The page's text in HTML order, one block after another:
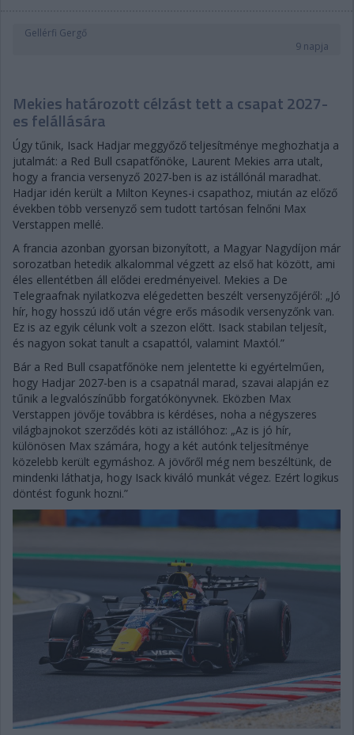
Gellérfi Gergő
9 napja
Mekies határozott célzást tett a csapat 2027-
es felállására
Úgy tűnik, Isack Hadjar meggyőző teljesítménye meghozhatja a
jutalmát: a Red Bull csapatfőnöke, Laurent Mekies arra utalt,
hogy a francia versenyző 2027-ben is az istállónál maradhat.
Hadjar idén került a Milton Keynes-i csapathoz, miután az előző
években több versenyző sem tudott tartósan felnőni Max
Verstappen mellé.
A francia azonban gyorsan bizonyított, a Magyar Nagydíjon már
sorozatban hetedik alkalommal végzett az első hat között, ami
éles ellentétben áll elődei eredményeivel. Mekies a De
Telegraafnak nyilatkozva elégedetten beszélt versenyzőjéről: „Jó
hír, hogy hosszú idő után végre erős második versenyzőnk van.
Ez is az egyik célunk volt a szezon előtt. Isack stabilan teljesít,
és nagyon sokat tanult a csapattól, valamint Maxtól.”
Bár a Red Bull csapatfőnöke nem jelentette ki egyértelműen,
hogy Hadjar 2027-ben is a csapatnál marad, szavai alapján ez
tűnik a legvalószínűbb forgatókönyvnek. Eközben Max
Verstappen jövője továbbra is kérdéses, noha a négyszeres
világbajnokot szerződés köti az istállóhoz: „Az is jó hír,
különösen Max számára, hogy a két autónk teljesítménye
közelebb került egymáshoz. A jövőről még nem beszéltünk, de
mindenki láthatja, hogy Isack kiváló munkát végez. Ezért logikus
döntést fogunk hozni.”